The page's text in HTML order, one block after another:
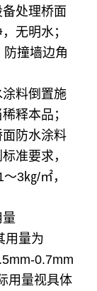
处理桥面
无明水；
撞墙边角
料倒置施
释本品；
防水涂料
准要求，
3㎏/㎡，
量
量为
0.7mm
用量视具体